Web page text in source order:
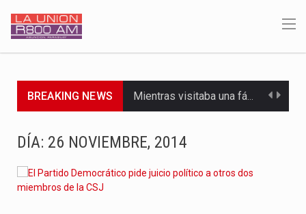
BREAKING NEWS
Mientras visitaba una fábrica de armamentos en San Paulo, el…
Rafael Filizzola, senador del Partido Democrático Progresista, calificó como "unas…
Para Tania, una paraguaya de 33 años que reside en…
DÍA: 26 NOVIEMBRE, 2014